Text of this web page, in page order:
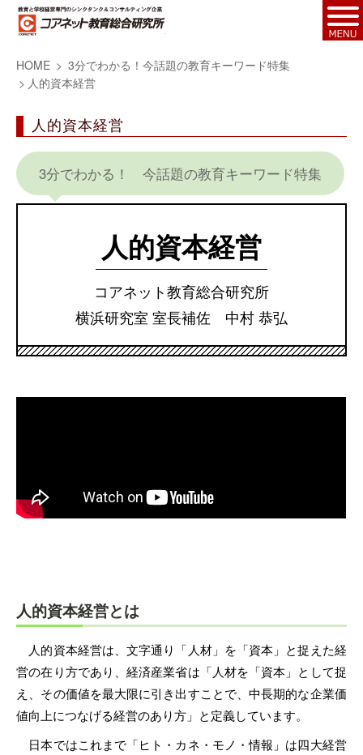
HOME
3分でわかる！今話題の教育キーワード特集
人的資本経営
人的資本経営
3分でわかる！ 今話題の教育キーワード特集
人的資本経営
コアネット教育総合研究所
横浜研究室 室長補佐 中村 恭弘
人的資本経営とは
人的資本経営は、文字通り「人材」を「資本」と捉えた経
営の在り方であり、経済産業省は「人材を「資本」として捉
え、その価値を最大限に引き出すことで、中長期的な企業価
値向上につなげる経営のあり方」と定義しています。
日本ではこれまで「ヒト・カネ・モノ・情報」は四大経営